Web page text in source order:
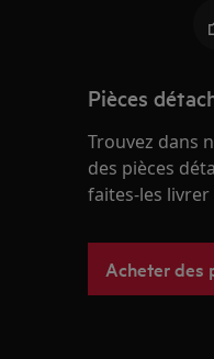
Pièces
Trouvez dans
des pièces
faites-les livrer
Acheter des